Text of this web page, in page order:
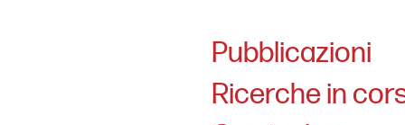
Pubblicazioni
Ricerche in